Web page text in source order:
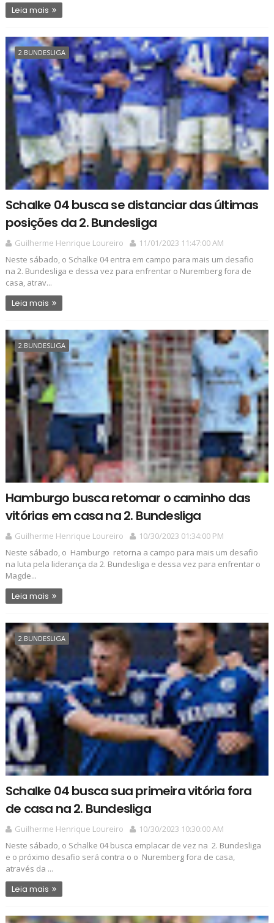
Leia mais
2.BUNDESLIGA
Schalke 04 busca se distanciar das últimas
posições da 2. Bundesliga
Guilherme Henrique Loureiro
11/01/2023 11:47:00 AM
Neste sábado, o Schalke 04 entra em campo para mais um desafio
na 2. Bundesliga e dessa vez para enfrentar o Nuremberg fora de
casa, atrav...
Leia mais
2.BUNDESLIGA
Hamburgo busca retomar o caminho das
vitórias em casa na 2. Bundesliga
Guilherme Henrique Loureiro
10/30/2023 01:34:00 PM
Neste sábado, o Hamburgo retorna a campo para mais um desafio
na luta pela liderança da 2. Bundesliga e dessa vez para enfrentar o
Magde...
Leia mais
2.BUNDESLIGA
Schalke 04 busca sua primeira vitória fora
de casa na 2. Bundesliga
Guilherme Henrique Loureiro
10/30/2023 10:30:00 AM
Neste sábado, o Schalke 04 busca emplacar de vez na 2. Bundesliga
e o próximo desafio será contra o o Nuremberg fora de casa,
através da ...
Leia mais